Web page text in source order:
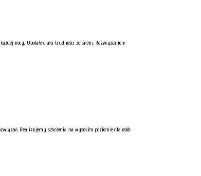
nocy. Obolałe ciało, trudności ze snem. Rozwiązaniem
Realizujemy szkolenia na wysokim poziomie dla osób